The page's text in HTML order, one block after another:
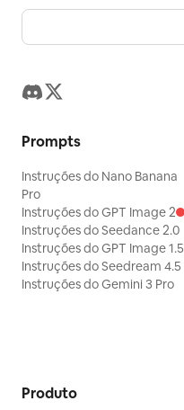
Prompts
Instruções do Nano Banana
Pro
Instruções do GPT Image 2
Instruções do Seedance 2.0
Instruções do GPT Image 1.5
Instruções do Seedream 4.5
Instruções do Gemini 3 Pro
Produto